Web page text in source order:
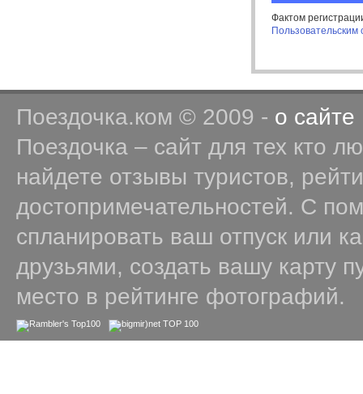
Фактом
Поездочка.ком © 2009 - о сайте
Поездочка – сайт для тех кто
найдете отзывы туристов,
достопримечательностей. С
спланировать ваш отпуск или
друзьями, создать вашу карту
место в рейтинге фотографий.